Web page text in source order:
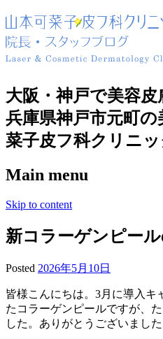
大阪・神戸で美容
兵庫県神戸市元町
菜子皮フ科クリニッ
Main menu
Skip to content
新コラーゲンピー
Posted 2026年5月10日
皆様こんにちは。3月に導入キ
たコラーゲンピールですが、
した。ありがとうございました